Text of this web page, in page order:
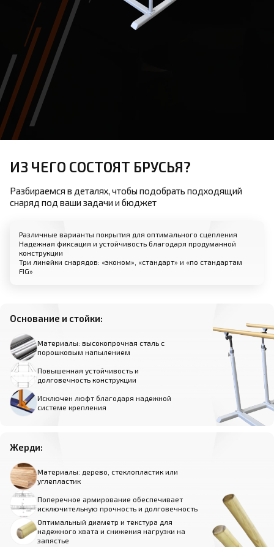
ИЗ ЧЕГО СОСТОЯТ БРУСЬЯ?
Разбираемся в деталях, чтобы подобрать подходящий
снаряд под ваши задачи и бюджет
Различные варианты покрытия для оптимального сцепления
Надежная фиксация и устойчивость благодаря продуманной
конструкции
Три линейки снарядов: «эконом», «стандарт» и «по стандартам
FIG»
Основание и стойки:
Материалы: высокопрочная сталь с
порошковым напылением
Повышенная устойчивость и
долговечность конструкции
Исключен люфт благодаря надежной
системе крепления
Жерди:
Материалы: дерево, стеклопластик или
углепластик
Поперечное армирование обеспечивает
исключительную прочность и долговечность
Оптимальный диаметр и текстура для
надежного хвата и снижения нагрузки на
запястье